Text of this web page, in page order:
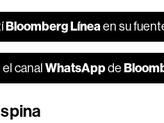
Bloomberg Líneaen su
canalWhatsAppde